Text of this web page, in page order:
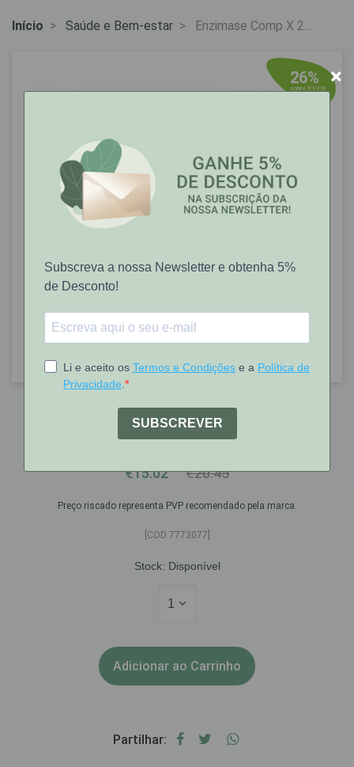
Início Saúde e Bem-estar
26%
sobre P.V.P.R
Enzimase Comp X 20 Comps Rev
€15.02 €20.45
Preço riscado representa PVP recomendado pela marca.
[COD 7773077]
Stock: Disponível
1
Adicionar ao Carrinho
Partilhar:
×